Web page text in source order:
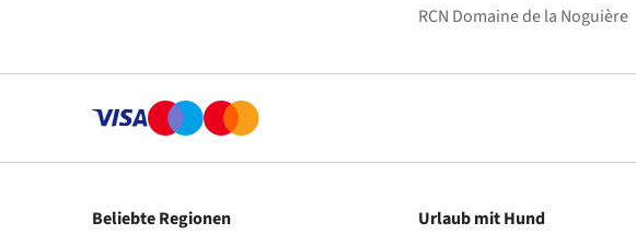
RCN Domaine de la Noguière
Beliebte Regionen Urlaub mit Hund